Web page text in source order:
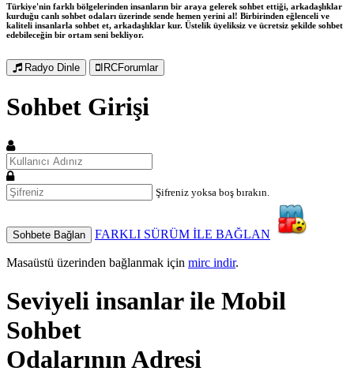
Türkiye'nin farklı bölgelerinden insanların bir araya gelerek sohbet ettiği, arkadaşlıklar
kurduğu canlı sohbet odaları üzerinde sende hemen yerini al! Birbirinden eğlenceli ve
kaliteli insanlarla sohbet et, arkadaşlıklar kur. Üstelik üyeliksiz ve ücretsiz şekilde sohbet
edebileceğin bir ortam seni bekliyor.
Radyo Dinle IRCForumlar
Sohbet Girişi
Şifreniz yoksa boş bırakın.
Sohbete Bağlan FARKLI SÜRÜM İLE BAĞLAN
Masaüstü üzerinden bağlanmak için mirc indir.
Seviyeli insanlar ile Mobil
Sohbet
Odalarının Adresi